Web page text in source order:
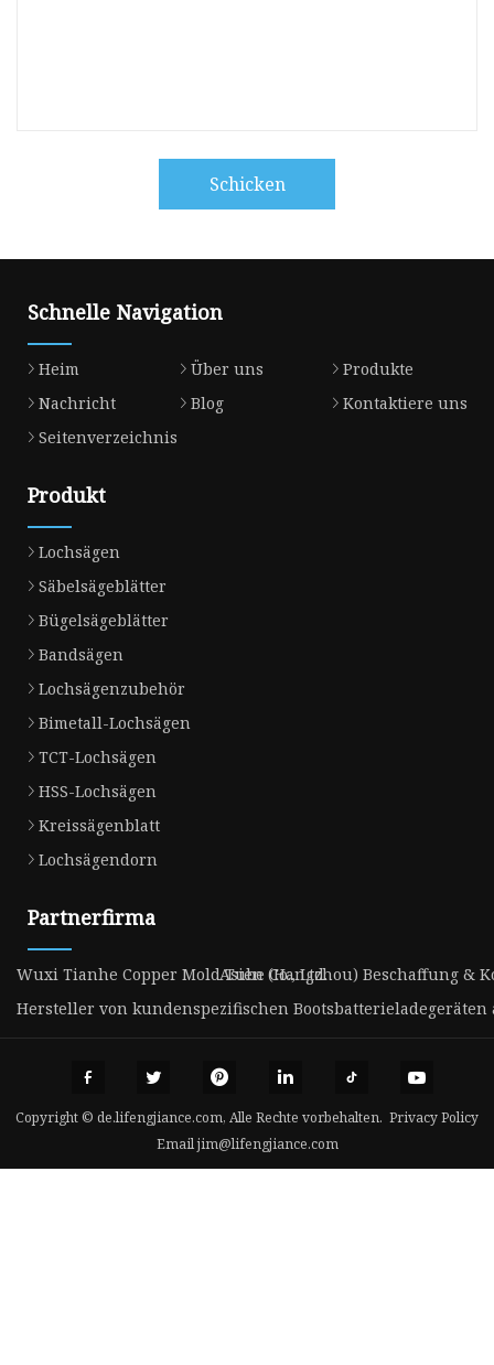
Schicken
Schnelle Navigation
Heim Über uns
Produkte
Nachricht
Blog
Kontaktiere uns
Seitenverzeichnis
Produkt
Lochsägen
Säbelsägeblätter
Bügelsägeblätter
Bandsägen
Lochsägenzubehör
Bimetall-Lochsägen
TCT-Lochsägen
HSS-Lochsägen
Kreissägenblatt
Lochsägendorn
Partnerfirma
Wuxi Tianhe Copper Mold Tube Co., Ltd.Asien (Hangzhou) Beschaffung &
Hersteller von kundenspezifischen Bootsbatterieladegeräten
Copyright © de.lifengjiance.com, Alle Rechte vorbehalten. Privacy Policy
Emailjim@lifengjiance.com